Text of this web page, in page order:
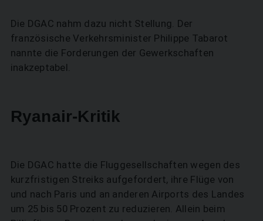
Die DGAC nahm dazu nicht Stellung. Der
französische Verkehrsminister Philippe Tabarot
nannte die Forderungen der Gewerkschaften
inakzeptabel.
Ryanair-Kritik
Die DGAC hatte die Fluggesellschaften wegen des
kurzfristigen Streiks aufgefordert, ihre Flüge von
und nach Paris und an anderen Airports des Landes
um 25 bis 50 Prozent zu reduzieren. Allein beim